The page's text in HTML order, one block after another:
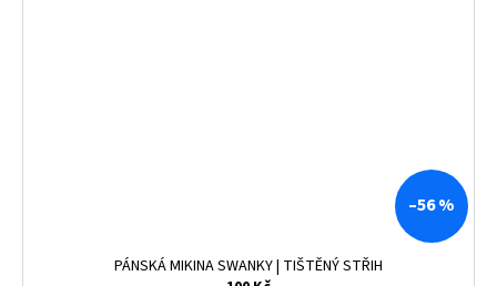
–56 %
PÁNSKÁ MIKINA SWANKY | TIŠTĚNÝ STŘIH